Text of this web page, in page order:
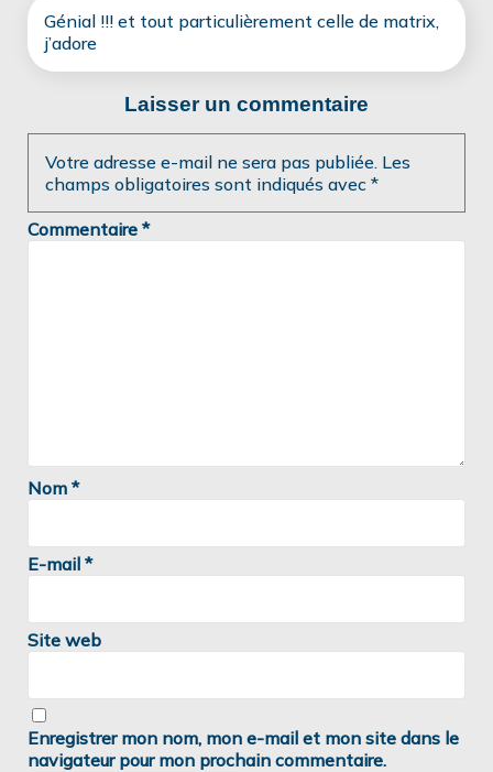
Génial !!! et tout particulièrement celle de matrix,
j’adore
Laisser un commentaire
Votre adresse e-mail ne sera pas publiée. Les
champs obligatoires sont indiqués avec *
Commentaire *
Nom *
E-mail *
Site web
Enregistrer mon nom, mon e-mail et mon site dans le
navigateur pour mon prochain commentaire.